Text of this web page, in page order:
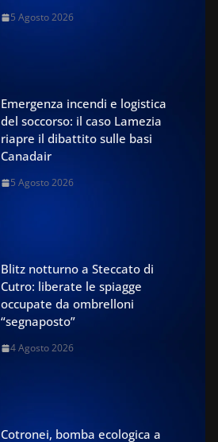
5 Agosto 2026
Emergenza incendi e logistica
del soccorso: il caso Lamezia
riapre il dibattito sulle basi
Canadair
5 Agosto 2026
Blitz notturno a Steccato di
Cutro: liberate le spiagge
occupate da ombrelloni
“segnaposto”
4 Agosto 2026
Cotronei, bomba ecologica a